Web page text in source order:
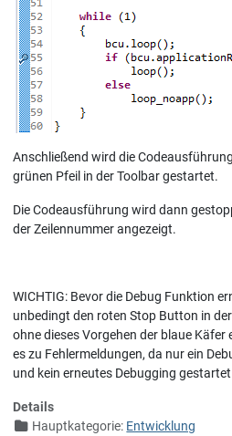
Anschließend wird die
grünen Pfeil in der Toolbar gestartet.
Die Codeausführung wird dann
der Zeilennummer angezeigt.
WICHTIG: Bevor die Debug Funktion
unbedingt den roten Stop Button in
ohne dieses Vorgehen der blaue
es zu Fehlermeldungen, da nur ein
und kein erneutes Debugging
Details
Hauptkategorie: Entwicklung